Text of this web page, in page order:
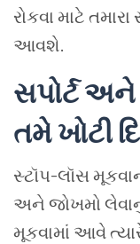
રોકવા માટે તમારા
આવશે.
સપોર્ટઅને
તમેખોટી
સ્ટૉપ-લૉસ
અને જોખમો
મૂકવામાં આવે